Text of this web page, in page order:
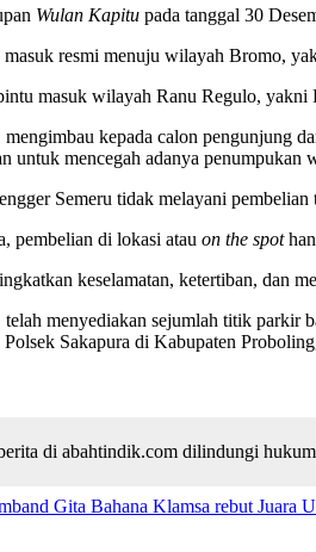
Wulan Kapitu pada tanggal 30
resmi menuju wilayah Bromo,
masuk wilayah Ranu Regulo, yakni
kepada calon pengunjung
untuk mencegah adanya penumpukan
Semeru tidak melayani pembelian
pembelian di lokasi atau on the spot
keselamatan, ketertiban, dan
menyediakan sejumlah titik parkir
Polsek Sakapura di Kabupaten
di abahtindik.com dilindungi
Gita Bahana Klamsa rebut Juara